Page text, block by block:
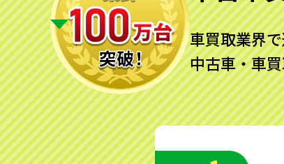
車買取業界
中古車・車